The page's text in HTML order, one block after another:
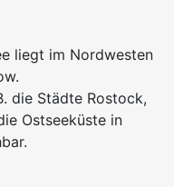
liegt im Nordwesten
die Städte Rostock,
Ostseeküste in